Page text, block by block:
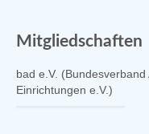
Mitgliedschaften
bad e.V.
Einrichtungen e.V.)